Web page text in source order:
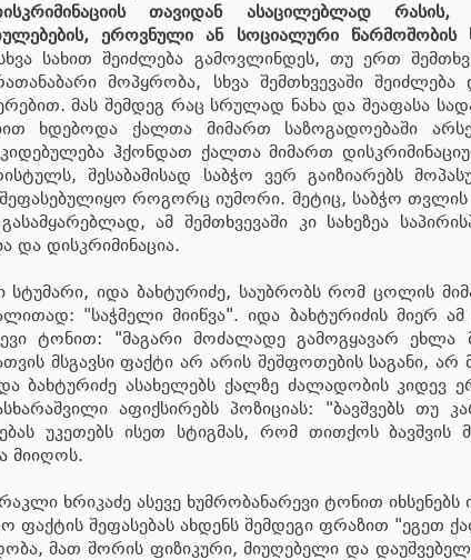
თავიდან ასაცილებლად რასის,
ეროვნული ან სოციალური წარმოშობის
სახით შეიძლება გამოვლინდეს, თუ ერთ
მოპყრობა, სხვა შემთხვევაში შეიძლება
მას შემდეგ რაც სრულად ნახა და შეაფასა
ხდებოდა ქალთა მიმართ საზოგადოებაში
ჰქონდათ ქალთა მიმართ
შესაბამისად საბჭო ვერ გაიზიარებს
შეფასებულიყო როგორც იუმორი. მეტიც, საბჭო
ამ შემთხვევაში კი სახეზეა
დისკრიმინაცია.
სტუმარი, იდა ბახტურიძე, საუბრობს რომ ცოლის
"საჭმელი მიიწვა". იდა ბახტურიძის მიერ ამ
ტონით: "მაგარი მოძალადე გამოგყავარ ეხლა
მსგავსი ფაქტი არ არის შეშფოთების საგანი,
ბახტურიძე ასახელებს ქალზე ძალადობის კიდევ
აფიქსირებს პოზიციას: "ბავშვებს თუ
უკეთებს ისეთ სტიგმას, რომ თითქოს
მიიღოს.
ხრიკაძე ასევე ხუმრობანარევი ტონით
ფაქტის შეფასებას ახდენს შემდეგი ფრაზით "ეგეთ
მათ შორის ფიზიკური, მიუღებელი და